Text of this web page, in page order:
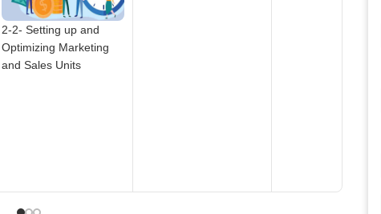
2-2- Setting up and
Optimizing Marketing
and Sales Units